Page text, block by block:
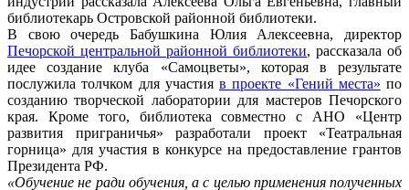
библиотекарь Островской районной библиотеки.
В свою очередь Бабушкина Юлия Алексеевна, директор
Печорской центральной районной библиотеки, рассказала об
идее создание клуба «Самоцветы», которая в результате
послужила толчком для участия в проекте «Гений места» по
созданию творческой лаборатории для мастеров Печорского
края. Кроме того, библиотека совместно с АНО «Центр
развития приграничья» разработали проект «Театральная
горница» для участия в конкурсе на предоставление грантов
Президента РФ.
«Обучение не ради обучения, а с целью применения полученных